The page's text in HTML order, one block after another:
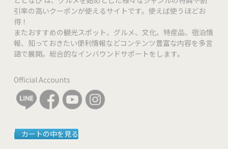
引率の高いクーポンが使えるサイトです。使えば使うほどお
得！
またおすすめの観光スポット、グルメ、文化、特産品、宿泊情
報、知っておきたい便利情報などコンテンツ豊富な内容を多言
語で展開。総合的なインバウンドサポートをします。
Official Accounts
カートの中を見る